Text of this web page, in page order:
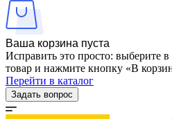
Ваша корзина пуста
Исправить это просто: выберите
товар и нажмите кнопку «В
Перейти в каталог
Задать вопрос